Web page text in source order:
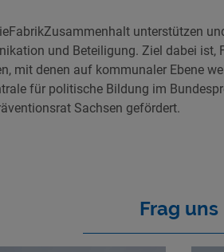
unterstützen
und Beteiligung. Ziel dabei ist,
mit denen auf kommunaler Ebene
für politische Bildung im
Sachsen gefördert.
Frag uns